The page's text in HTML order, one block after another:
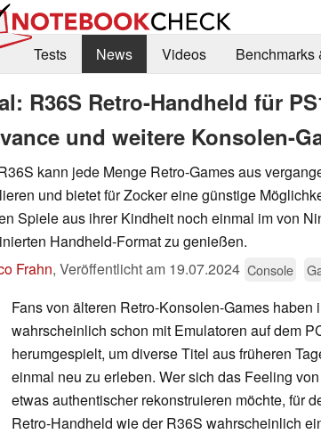
Tests
News Videos Benchmarks
R36S Retro-Handheld für
und weitere Konsolen-
kann jede Menge Retro-Games aus
und bietet für Zocker eine günstige
Spiele aus ihrer Kindheit noch einmal im von
Handheld-Format zu genießen.
Frahn, Veröffentlicht am 19.07.2024 Console
Fans von älteren Retro-Konsolen-Games haben
wahrscheinlich schon mit Emulatoren auf dem
herumgespielt, um diverse Titel aus früheren
einmal neu zu erleben. Wer sich das Feeling
etwas authentischer rekonstruieren möchte, für
Retro-Handheld wie der R36S wahrscheinlich